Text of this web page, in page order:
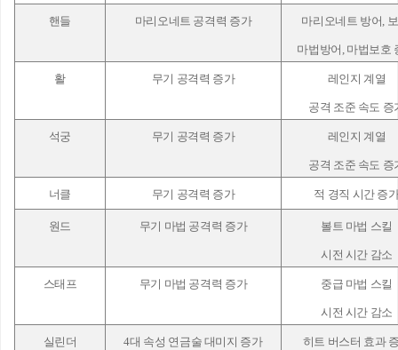
핸들 마리오네트 공격력 증가 마리오네트 방어,
마법방어, 마법보호
활 무기 공격력 증가 레인지 계열
공격 조준 속도 증
석궁 무기 공격력 증가 레인지 계열
공격 조준 속도 증
너클 무기 공격력 증가 적 경직 시간 증
원드 무기 마법 공격력 증가 볼트 마법 스킬
시전 시간 감소
스태프 무기 마법 공격력 증가 중급 마법 스킬
시전 시간 감소
실린더 4대 속성 연금술 대미지 증가 히트 버스터 효과